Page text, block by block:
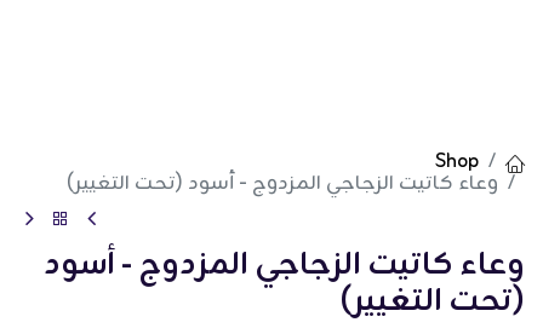
Shop
وعاء كاتيت الزجاجي المزدوج - أسود (تحت التغيير)
وعاء كاتيت الزجاجي المزدوج - أسود
(تحت التغيير)